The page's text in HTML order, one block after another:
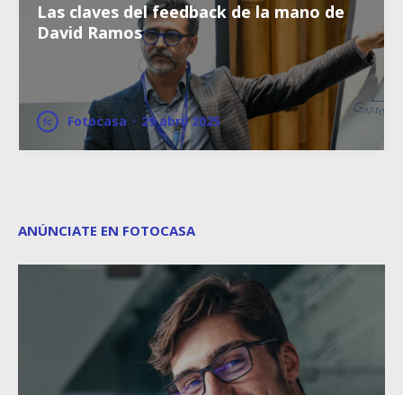
Las claves del feedback de la mano de
David Ramos
Fotocasa · 29 abril 2025
ANÚNCIATE EN FOTOCASA